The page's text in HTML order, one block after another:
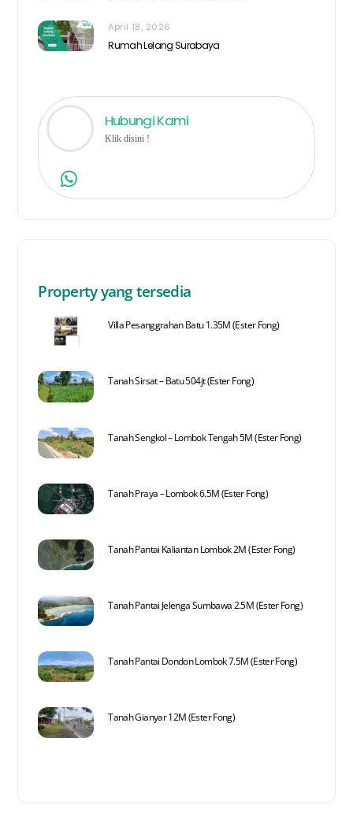
April 18, 2026
Rumah Lelang Surabaya
Hubungi Kami
Klik disini !
Property yang tersedia
Villa Pesanggrahan Batu 1.35M (Ester Fong)
Tanah Sirsat – Batu 504jt (Ester Fong)
Tanah Sengkol – Lombok Tengah 5M (Ester Fong)
Tanah Praya – Lombok 6.5M (Ester Fong)
Tanah Pantai Kaliantan Lombok 2M (Ester Fong)
Tanah Pantai Jelenga Sumbawa 2.5M (Ester Fong)
Tanah Pantai Dondon Lombok 7.5M (Ester Fong)
Tanah Gianyar 12M (Ester Fong)